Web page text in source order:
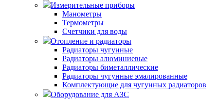
Измерительные приборы
Манометры
Термометры
Счетчики для воды
Отопление и радиаторы
Радиаторы чугунные
Радиаторы алюминиевые
Радиаторы биметаллические
Радиаторы чугунные эмалированные
Комплектующие для чугунных радиаторов
Оборудование для АЗС